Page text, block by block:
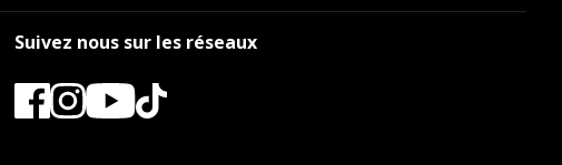
Suivez nous sur les réseaux